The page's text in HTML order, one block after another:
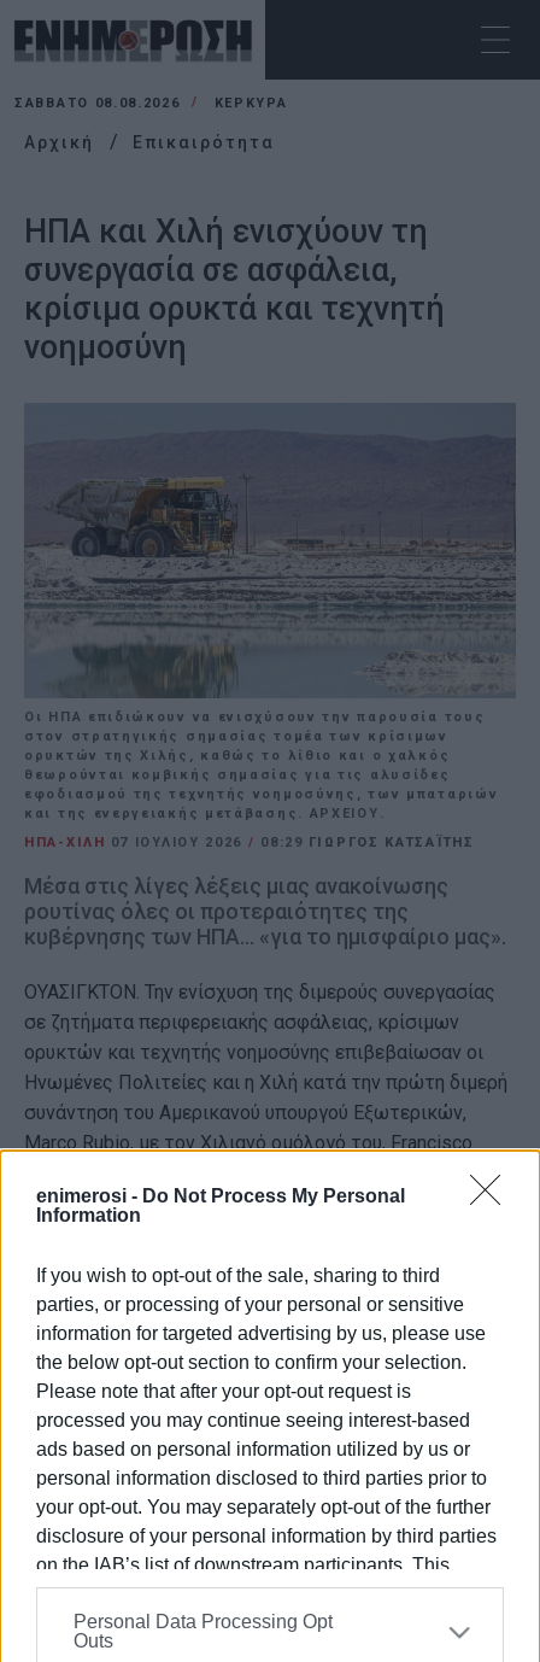
enimerosi - Do Not Process My Personal
Information
If you wish to opt-out of the sale, sharing to third
parties, or processing of your personal or sensitive
information for targeted advertising by us, please use
the below opt-out section to confirm your selection.
Please note that after your opt-out request is
processed you may continue seeing interest-based
ads based on personal information utilized by us or
personal information disclosed to third parties prior to
your opt-out. You may separately opt-out of the further
disclosure of your personal information by third parties
on the IAB’s list of downstream participants. This
information may also be disclosed by us to third parties
on theIAB’s List of Downstream Participants
that may
further disclose it to other third parties.
Personal Data Processing Opt
Outs
ΣΆΒΒΑΤΟ 08.08.2026 ΚΕΡΚΥΡΑ
Αρχική Επικαιρότητα
ΗΠΑ και Χιλή ενισχύουν τη
συνεργασία σε ασφάλεια,
κρίσιμα ορυκτά και τεχνητή
νοημοσύνη
Οι ΗΠΑ επιδιώκουν να ενισχύσουν την παρουσία τους
στον στρατηγικής σημασίας τομέα των κρίσιμων
ορυκτών της Χιλής, καθώς το λίθιο και ο χαλκός
θεωρούνται κομβικής σημασίας για τις αλυσίδες
εφοδιασμού της τεχνητής νοημοσύνης, των μπαταριών
και της ενεργειακής μετάβασης. ΑΡΧΕΙΟΥ.
ΗΠΑ-ΧΙΛΗ 07 ΙΟΥΛΊΟΥ 2026 / 08:29 ΓΙΩΡΓΟΣ ΚΑΤΣΑΪΤΗΣ
Μέσα στις λίγες λέξεις μιας ανακοίνωσης
ρουτίνας όλες οι προτεραιότητες της
κυβέρνησης των ΗΠΑ... «για το ημισφαίριο μας».
ΟΥΑΣΙΓΚΤΟΝ. Την ενίσχυση της διμερούς συνεργασίας
σε ζητήματα περιφερειακής ασφάλειας, κρίσιμων
ορυκτών και τεχνητής νοημοσύνης επιβεβαίωσαν οι
Ηνωμένες Πολιτείες και η Χιλή κατά την πρώτη διμερή
συνάντηση του Αμερικανού υπουργού Εξωτερικών,
Marco Rubio, με τον Χιλιανό ομόλογό του, Francisco
Σύμφωνα με ανακοίνωση του εκπροσώπου του Στέιτ
την περιφερειακή συνεργασία στον τομέα της
ασφάλειας, δίνοντας ιδιαίτερη έμφαση στην
αντιμετώπιση της μαζικής και παράτυπης
μετανάστευσης, καθώς και στη δράση διακρατικών
εγκληματικών οργανώσεων.
Παράλληλα, επαναβεβαίωσαν τη δέσμευσή τους για τη
στήριξη της δημοκρατικής διακυβέρνησης στο δυτικό
ημισφαίριο, με ειδική αναφορά στη Βολιβία.
Στην οικονομική ατζέντα της συνάντησης βρέθηκαν
προοπτικές ενίσχυσης των αμερικανικών
επενδύσεων στον στρατηγικής σημασίας τομέα των
κρίσιμων ορυκτών της Χιλής, καθώς και οι τρόποι